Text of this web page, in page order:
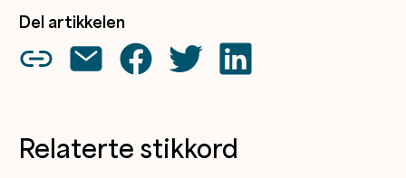
Del artikkelen
Relaterte stikkord